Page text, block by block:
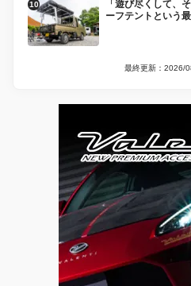
「遊び尽くして、
ーフテントという
最終更新：2026/